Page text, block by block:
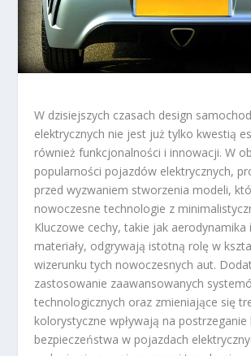
W dzisiejszych czasach design
elektrycznych nie jest już tylko kwestią
również funkcjonalności i innowacji. W
popularności pojazdów elektrycznych,
przed wyzwaniem stworzenia modeli,
nowoczesne technologie z
Kluczowe cechy, takie jak aerodynamika
materiały, odgrywają istotną rolę w
wizerunku tych nowoczesnych aut.
zastosowanie zaawansowanych
technologicznych oraz zmieniające się
kolorystyczne wpływają na
bezpieczeństwa w pojazdach